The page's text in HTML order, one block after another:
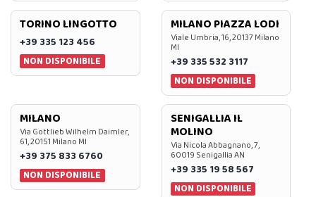
TORINO LINGOTTO
+39 335 123 456
NON DISPONIBILE
MILANO PIAZZA LODI
Viale Umbria, 16, 20137 Milano
MI
+39 335 532 3117
NON DISPONIBILE
MILANO
Via Gottlieb Wilhelm Daimler,
61, 20151 Milano MI
+39 375 833 6760
NON DISPONIBILE
SENIGALLIA IL
MOLINO
Via Nicola Abbagnano, 7,
60019 Senigallia AN
+39 335 19 58 567
NON DISPONIBILE